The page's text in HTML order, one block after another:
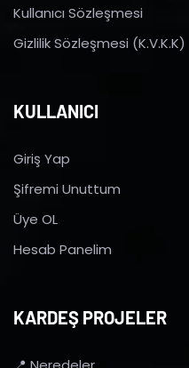
Kullanıcı Sözleşmesi
Gizlilik Sözleşmesi (K.V.K.K)
KULLANICI
Giriş Yap
Şifremi Unuttum
Üye OL
Hesab Panelim
KARDEŞ PROJELER